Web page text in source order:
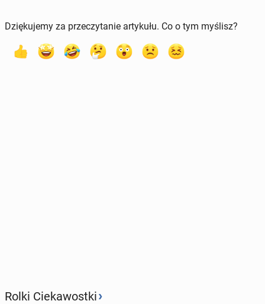
Dziękujemy za przeczytanie artykułu. Co o tym myślisz?
Rolki Ciekawostki›